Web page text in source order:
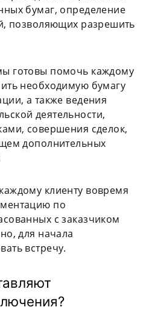
бумаг, определение
позволяющих разрешить
готовы помочь каждому
необходимую бумагу
а также ведения
деятельности,
совершения сделок,
дополнительных
клиенту вовремя
по
с заказчиком
для начала
встречу.